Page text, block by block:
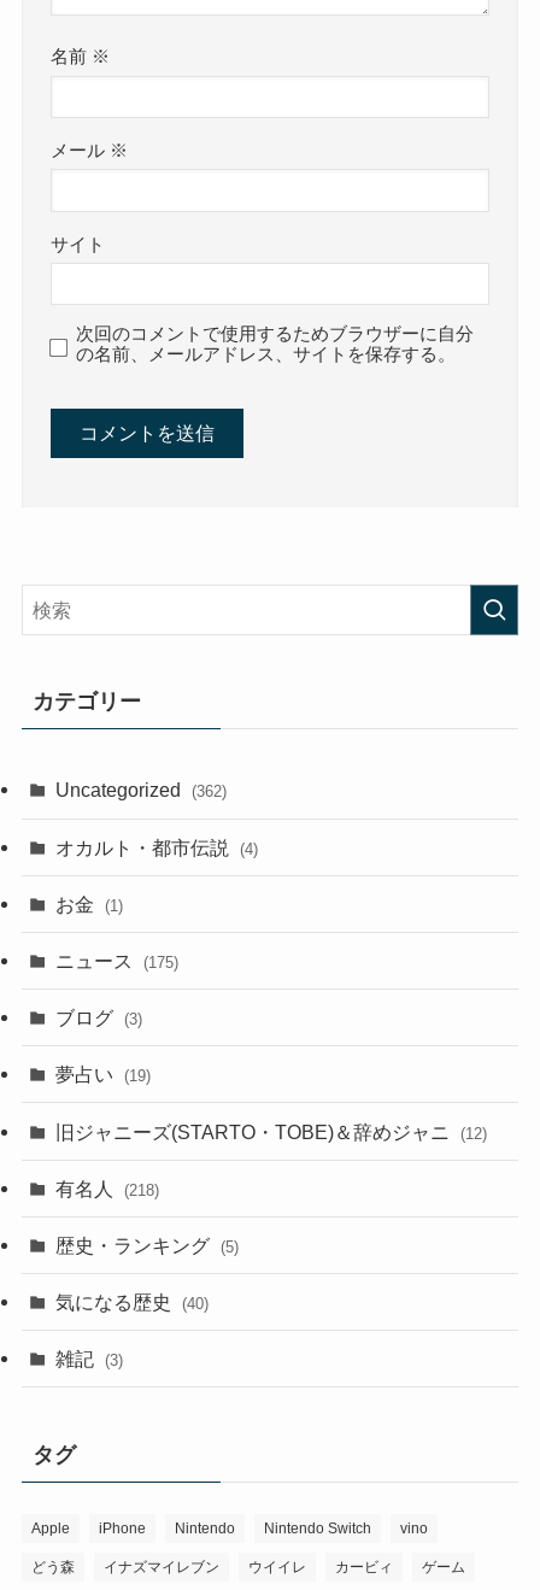
名前 ※
メール ※
サイト
次回のコメントで使用するためブラウザーに自分
の名前、メールアドレス、サイトを保存する。
カテゴリー
Uncategorized (362)
オカルト・都市伝説 (4)
お金 (1)
ニュース (175)
ブログ (3)
夢占い (19)
旧ジャニーズ(STARTO・TOBE)＆辞めジャニ (12)
有名人 (218)
歴史・ランキング (5)
気になる歴史 (40)
雑記 (3)
タグ
Apple iPhone Nintendo Nintendo Switch vino
どう森 イナズマイレブン ウイイレ カービィ ゲーム